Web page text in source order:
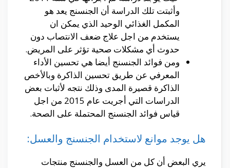
وأثبتت تلك الدراسة أن الجنسنج يعد هو
المكمل الغذائي الوحيد الذي يمكن ان
يستخدم من اجل علاج ضعف الانتصاب دون
حدوث أي مشكلات صحية تؤثر على المريض.
ومن فوائد الجنسنج أيضا هي تحسين الأداء
المعرفي عن طريق تحسين الذاكرة وبالأخص
الذاكرة قصيرة المدى وذلك نتجه لأثبات بعض
الدراسات التي أجريت عام 2015 من اجل
قياس فوائد الجنسنج المحتملة على الصحة.
هل يوجد موانع لاستخدام الجنسنج والعسل:
يري البعض أن كل من العسل والجنسنج منتجات